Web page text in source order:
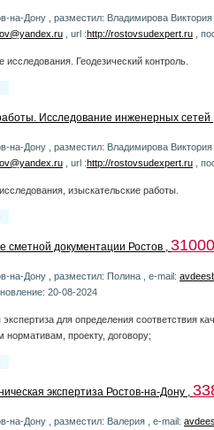
на-Дону , разместил: Владимирова Виктория
, url :http://rostovsudexpert.ru ,
исследования. Геодезический контроль.
Исследование инженерных сетей ,
на-Дону , разместил: Владимирова Виктория
, url :http://rostovsudexpert.ru ,
изыскательские работы.
сметной документации Ростов ,
на-Дону , разместил: Полина , e-mail:
20-08-2024
экспертиза для определения соответствия
нормативам, проекту, договору;
экспертиза Ростов-на-Дону ,
на-Дону , разместил: Валерия , e-mail: